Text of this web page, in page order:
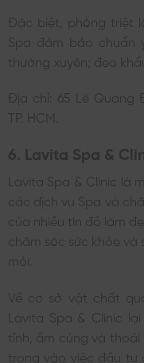
Đặc biệt, phòng triệt
Spa đảm bảo chuẩn
thường xuyên; đeo
Địa chỉ: 65 Lê Quang
TP. HCM.
6. Lavita Spa &
Lavita Spa & Clinic là
các dịch vụ Spa và
của nhiều tín đồ làm
chăm sóc sức khỏe
mỏi.
Về cơ sở vật chất
Lavita Spa & Clinic
tĩnh, ấm cúng và thoải
trọng vào việc đầu tư